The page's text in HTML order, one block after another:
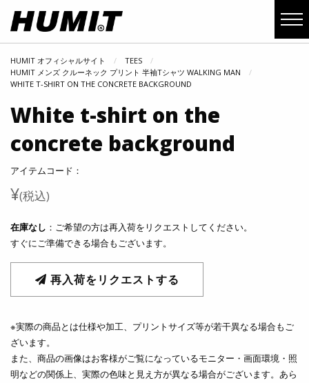
HUMIT オフィシャルサイト
TEES
HUMIT メンズ クルーネック プリント 半袖Tシャツ WALKING MAN
WHITE T-SHIRT ON THE CONCRETE BACKGROUND
White t-shirt on the
concrete background
アイテムコード：
¥(税込)
在庫なし ：ご希望の方は再入荷をリクエストしてください。
すぐにご準備できる場合もございます。
再入荷をリクエストする
※実際の商品とは仕様や加工、プリントサイズ等が若干異なる場合もご
ざいます。
また、商品の画像はお客様がご覧になっているモニター・画面環境・照
明などの関係上、実際の色味と見え方が異なる場合がございます。あら